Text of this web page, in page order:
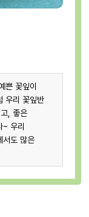
쁜 꽃잎이
우리 꽃잎반
, 좋은
~ 우리
서도 많은